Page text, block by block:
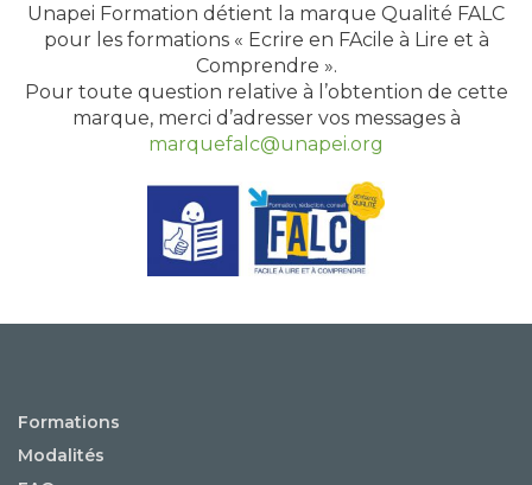
Unapei Formation détient la marque Qualité FALC
pour les formations « Ecrire en FAcile à Lire et à
Comprendre ».
Pour toute question relative à l’obtention de cette
marque, merci d’adresser vos messages à
marquefalc@unapei.org
Formations
Modalités